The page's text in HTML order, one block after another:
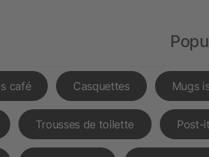
café Casquettes Mugs
Trousses de toilette Post-it